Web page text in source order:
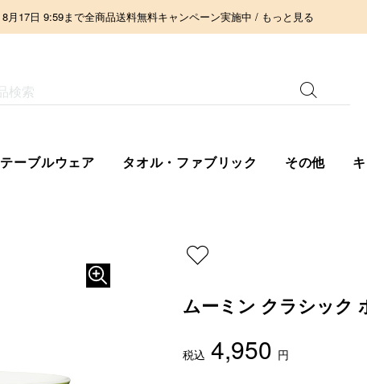
8月17日 9:59まで全商品送料無料キャンペーン実施中 / もっと見る
テーブルウェア タオル・ファブリック その他
ムーミン クラシック
税込 4,950 円